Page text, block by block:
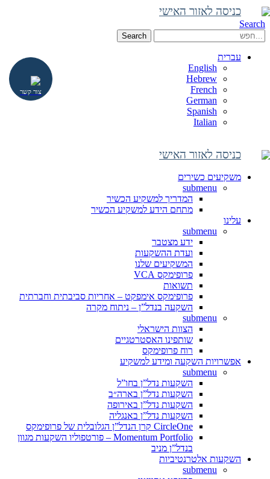
כניסה לאזור האישי
Search
Search
עברית
English
Hebrew
French
German
Spanish
Italian
כניסה לאזור האישי
משקיעים כשירים
submenu
המדריך למשקיע הכשיר
מתחם הידע למשקיע הכשיר
עלינו
submenu
ידע מצטבר
ועדת ההשקעות
המשקיעים שלנו
פרופימקס VCA
תשואות
פרופימקס אימפקט – אחריות סביבתית וחברתית
השקעה בנדל”ן – ניתוח מקרה
submenu
הצוות הישראלי
שותפינו האסטרטגיים
רוח פרופימקס
אפשרויות השקעה ומידע למשקיע
submenu
השקעות נדל”ן בחו”ל
השקעות נדל”ן בארה״ב
השקעות נדל”ן באירופה
השקעות נדל”ן באנגליה
CircleOne קרן הנדל”ן הגלובלית של פרופימקס
Momentum Portfolio – פורטפוליו השקעות מגוון
בנדל”ן מניב
השקעות אלטרנטיביות
submenu
צור קשר